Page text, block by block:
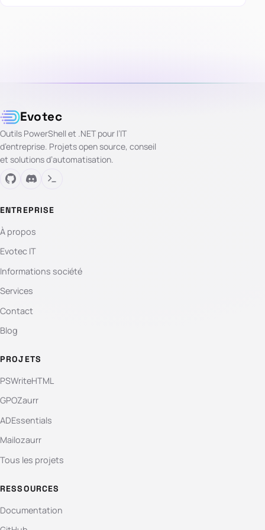
Evotec
Outils PowerShell et .NET pour l’IT
d’entreprise. Projets open source, conseil
et solutions d’automatisation.
ENTREPRISE
À propos
Evotec IT
Informations société
Services
Contact
Blog
PROJETS
PSWriteHTML
GPOZaurr
ADEssentials
Mailozaurr
Tous les projets
RESSOURCES
Documentation